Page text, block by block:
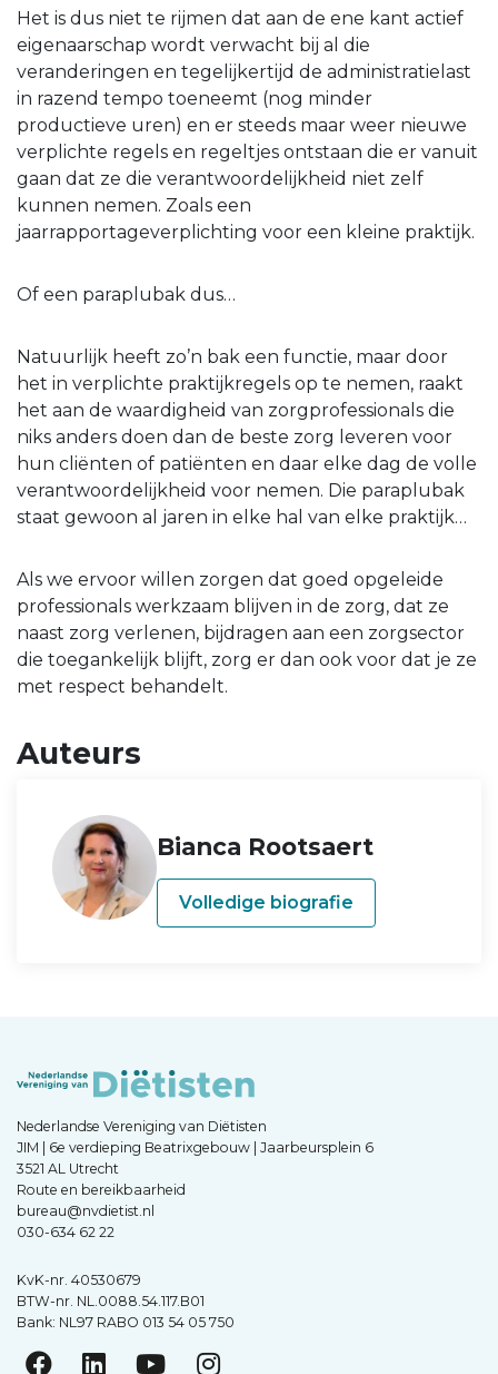
Het is dus niet te rijmen dat aan de ene kant actief
eigenaarschap wordt verwacht bij al die
veranderingen en tegelijkertijd de administratielast
in razend tempo toeneemt (nog minder
productieve uren) en er steeds maar weer nieuwe
verplichte regels en regeltjes ontstaan die er vanuit
gaan dat ze die verantwoordelijkheid niet zelf
kunnen nemen. Zoals een
jaarrapportageverplichting voor een kleine praktijk.
Of een paraplubak dus…
Natuurlijk heeft zo’n bak een functie, maar door
het in verplichte praktijkregels op te nemen, raakt
het aan de waardigheid van zorgprofessionals die
niks anders doen dan de beste zorg leveren voor
hun cliënten of patiënten en daar elke dag de volle
verantwoordelijkheid voor nemen. Die paraplubak
staat gewoon al jaren in elke hal van elke praktijk…
Als we ervoor willen zorgen dat goed opgeleide
professionals werkzaam blijven in de zorg, dat ze
naast zorg verlenen, bijdragen aan een zorgsector
die toegankelijk blijft, zorg er dan ook voor dat je ze
met respect behandelt.
Auteurs
Bianca Rootsaert
Volledige biografie
Nederlandse Vereniging van Diëtisten
JIM | 6e verdieping Beatrixgebouw | Jaarbeursplein 6
3521 AL Utrecht
Route en bereikbaarheid
bureau@nvdietist.nl
030-634 62 22
KvK-nr. 40530679
BTW-nr. NL.0088.54.117.B01
Bank: NL97 RABO 013 54 05 750